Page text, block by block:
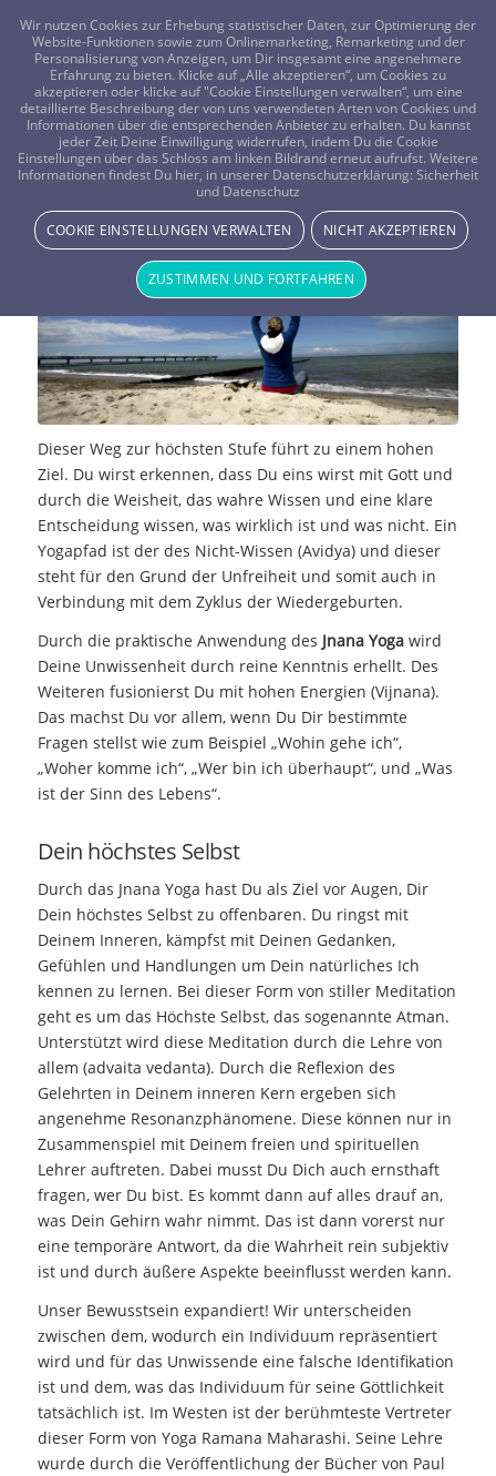
FRAGEN? KOSTENLOS ANRUFEN: 0800-8478266
Jnana Yoga – Stufe der Erkenntnis
Dieser Weg zur höchsten Stufe führt zu einem hohen
Ziel. Du wirst erkennen, dass Du eins wirst mit Gott und
durch die Weisheit, das wahre Wissen und eine klare
Entscheidung wissen, was wirklich ist und was nicht. Ein
Yogapfad ist der des Nicht-Wissen (Avidya) und dieser
steht für den Grund der Unfreiheit und somit auch in
Verbindung mit dem Zyklus der Wiedergeburten.
Durch die praktische Anwendung des Jnana Yogawird
Deine Unwissenheit durch reine Kenntnis erhellt. Des
Weiteren fusionierst Du mit hohen Energien (Vijnana).
Das machst Du vor allem, wenn Du Dir bestimmte
Fragen stellst wie zum Beispiel „Wohin gehe ich“,
„Woher komme ich“, „Wer bin ich überhaupt“, und „Was
ist der Sinn des Lebens“.
Dein höchstes Selbst
Durch das Jnana Yoga hast Du als Ziel vor Augen, Dir
Dein höchstes Selbst zu offenbaren. Du ringst mit
Deinem Inneren, kämpfst mit Deinen Gedanken,
Gefühlen und Handlungen um Dein natürliches Ich
kennen zu lernen. Bei dieser Form von stiller Meditation
geht es um das Höchste Selbst, das sogenannte Atman.
Unterstützt wird diese Meditation durch die Lehre von
allem (advaita vedanta). Durch die Reflexion des
Gelehrten in Deinem inneren Kern ergeben sich
angenehme Resonanzphänomene. Diese können nur in
Zusammenspiel mit Deinem freien und spirituellen
Lehrer auftreten. Dabei musst Du Dich auch ernsthaft
fragen, wer Du bist. Es kommt dann auf alles drauf an,
was Dein Gehirn wahr nimmt. Das ist dann vorerst nur
eine temporäre Antwort, da die Wahrheit rein subjektiv
ist und durch äußere Aspekte beeinflusst werden kann.
Unser Bewusstsein expandiert! Wir unterscheiden
zwischen dem, wodurch ein Individuum repräsentiert
wird und für das Unwissende eine falsche Identifikation
ist und dem, was das Individuum für seine Göttlichkeit
tatsächlich ist. Im Westen ist der berühmteste Vertreter
dieser Form von Yoga Ramana Maharashi. Seine Lehre
wurde durch die Veröffentlichung der Bücher von Paul
Wir nutzen Cookies zur Erhebung statistischer Daten, zur Optimierung der
Website-Funktionen sowie zum Onlinemarketing, Remarketing und der
Personalisierung von Anzeigen, um Dir insgesamt eine angenehmere
Erfahrung zu bieten. Klicke auf „Alle akzeptieren“, um Cookies zu
akzeptieren oder klicke auf "Cookie Einstellungen verwalten“, um eine
detaillierte Beschreibung der von uns verwendeten Arten von Cookies und
Informationen über die entsprechenden Anbieter zu erhalten. Du kannst
jeder Zeit Deine Einwilligung widerrufen, indem Du die Cookie
Einstellungen über das Schloss am linken Bildrand erneut aufrufst. Weitere
Informationen findest Du hier, in unserer Datenschutzerklärung: Sicherheit
und Datenschutz
COOKIE EINSTELLUNGEN VERWALTEN NICHT AKZEPTIEREN
ZUSTIMMEN UND FORTFAHREN